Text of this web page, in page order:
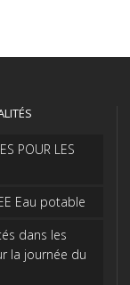
POUR LES
Eau potable
dans les
la journée du